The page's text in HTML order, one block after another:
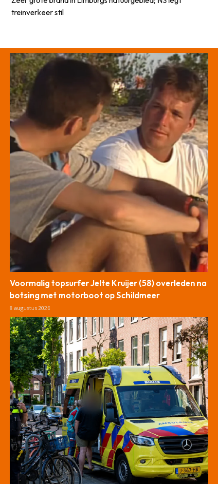
treinverkeer stil
Voormalig topsurfer Jelte Kruijer (58) overleden na
botsing met motorboot op Schildmeer
8 augustus 2026